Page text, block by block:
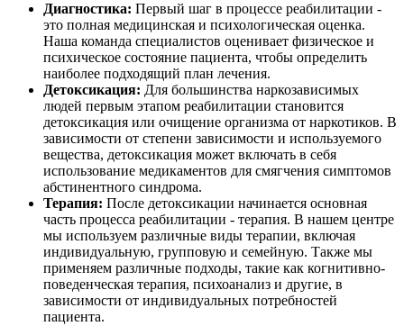
Диагностика: Первый шаг в процессе реабилитации -
это полная медицинская и психологическая оценка.
Наша команда специалистов оценивает физическое и
психическое состояние пациента, чтобы определить
наиболее подходящий план лечения.
Детоксикация: Для большинства наркозависимых
людей первым этапом реабилитации становится
детоксикация или очищение организма от наркотиков. В
зависимости от степени зависимости и используемого
вещества, детоксикация может включать в себя
использование медикаментов для смягчения симптомов
абстинентного синдрома.
Терапия: После детоксикации начинается основная
часть процесса реабилитации - терапия. В нашем центре
мы используем различные виды терапии, включая
индивидуальную, групповую и семейную. Также мы
применяем различные подходы, такие как когнитивно-
поведенческая терапия, психоанализ и другие, в
зависимости от индивидуальных потребностей
пациента.